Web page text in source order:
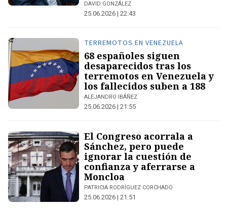
DAVID GONZÁLEZ
25.06.2026 | 22:43
TERREMOTOS EN VENEZUELA
68 españoles siguen
desaparecidos tras los
terremotos en Venezuela y
los fallecidos suben a 188
ALEJANDRO IBÁÑEZ
25.06.2026 | 21:55
El Congreso acorrala a
Sánchez, pero puede
ignorar la cuestión de
confianza y aferrarse a
Moncloa
PATRICIA RODRÍGUEZ CORCHADO
25.06.2026 | 21:51